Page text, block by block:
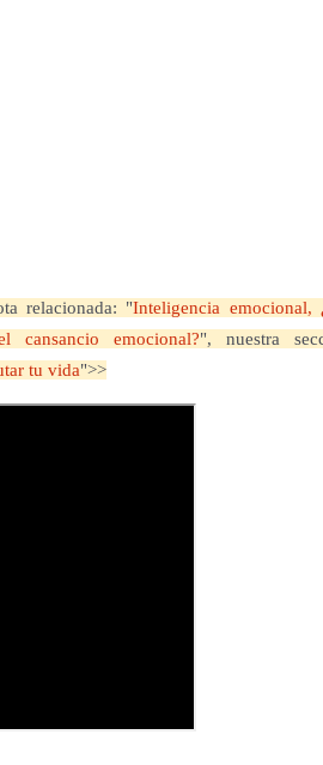
relacionada: "Inteligencia emocional,
emocional?", nuestra
tu vida">>